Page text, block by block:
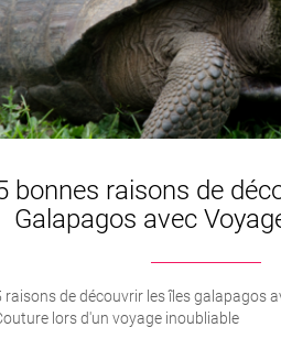
bonnes raisons de
Galapagos avec
raisons de découvrir les îles galapagos
lors d'un voyage inoubliable